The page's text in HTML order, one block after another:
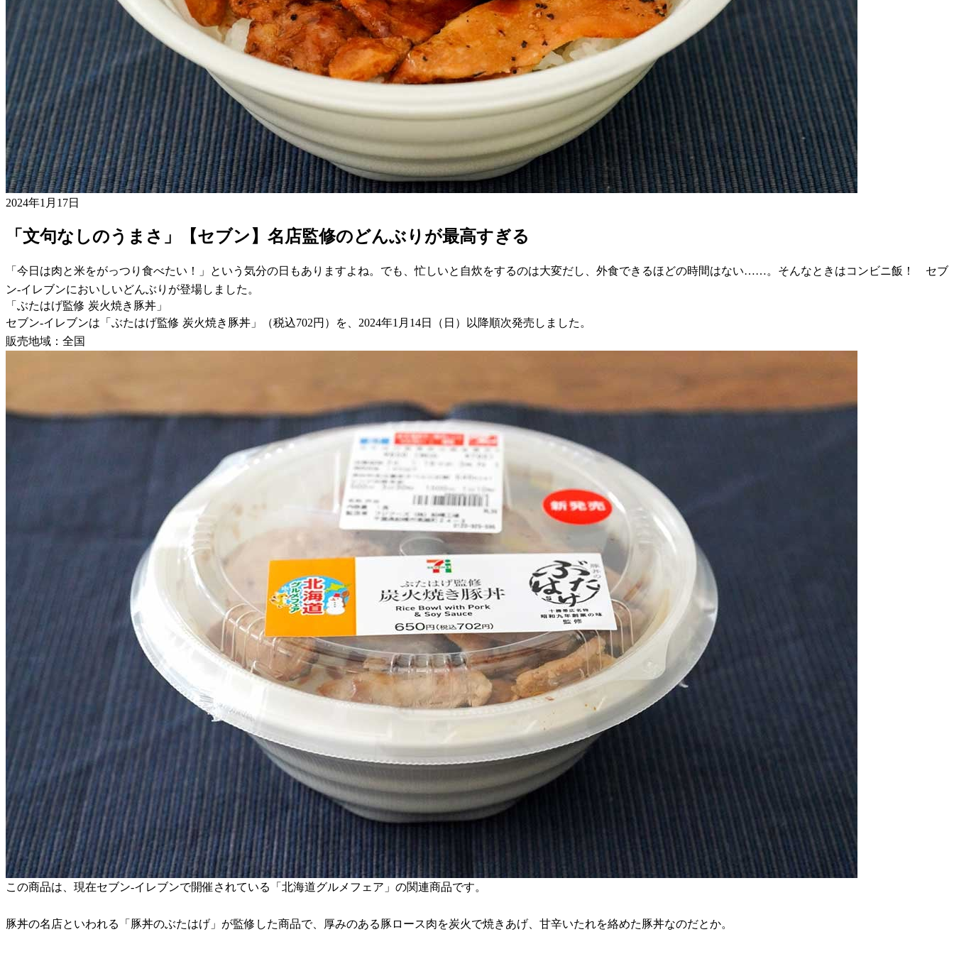
2024年1月17日
「文句なしのうまさ」【セブン】名店監修のどんぶりが最高すぎる
「今日は肉と米をがっつり食べたい！」という気分の日もありますよね。でも、忙しいと自炊をするのは大変だし、外食できるほどの時間はない……。そんなときはコンビニ飯！ セブ
ン-イレブンにおいしいどんぶりが登場しました。
「ぶたはげ監修 炭火焼き豚丼」
セブン-イレブンは「ぶたはげ監修 炭火焼き豚丼」（税込702円）を、2024年1月14日（日）以降順次発売しました。
販売地域：全国
この商品は、現在セブン-イレブンで開催されている「北海道グルメフェア」の関連商品です。
豚丼の名店といわれる「豚丼のぶたはげ」が監修した商品で、厚みのある豚ロース肉を炭火で焼きあげ、甘辛いたれを絡めた豚丼なのだとか。